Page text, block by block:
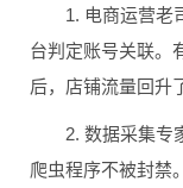
1. 电商运营老
台判定账号关联。
后，店铺流量回升
2. 数据采集专
爬虫程序不被封禁